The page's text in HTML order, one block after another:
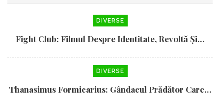
DIVERSE
Fight Club: Filmul Despre Identitate, Revoltă Și…
DIVERSE
Thanasimus Formicarius: Gândacul Prădător Care…